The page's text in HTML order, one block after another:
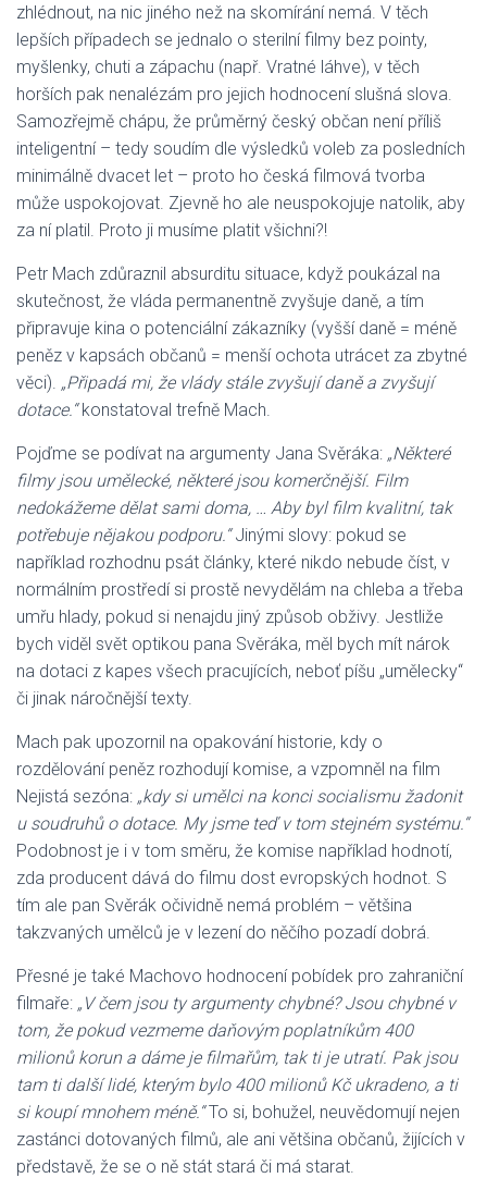
zhlédnout, na nic jiného než na skomírání nemá. V těch
lepších případech se jednalo o sterilní filmy bez pointy,
myšlenky, chuti a zápachu (např. Vratné láhve), v těch
horších pak nenalézám pro jejich hodnocení slušná slova.
Samozřejmě chápu, že průměrný český občan není příliš
inteligentní – tedy soudím dle výsledků voleb za posledních
minimálně dvacet let – proto ho česká filmová tvorba
může uspokojovat. Zjevně ho ale neuspokojuje natolik, aby
za ní platil. Proto ji musíme platit všichni?!
Petr Mach zdůraznil absurditu situace, když poukázal na
skutečnost, že vláda permanentně zvyšuje daně, a tím
připravuje kina o potenciální zákazníky (vyšší daně = méně
peněz v kapsách občanů = menší ochota utrácet za zbytné
věci). „Připadá mi, že vlády stále zvyšují daně a zvyšují
dotace.“konstatoval trefně Mach.
Pojďme se podívat na argumenty Jana Svěráka: „Některé
filmy jsou umělecké, některé jsou komerčnější. Film
nedokážeme dělat sami doma, … Aby byl film kvalitní, tak
potřebuje nějakou podporu.“Jinými slovy: pokud se
například rozhodnu psát články, které nikdo nebude číst, v
normálním prostředí si prostě nevydělám na chleba a třeba
umřu hlady, pokud si nenajdu jiný způsob obživy. Jestliže
bych viděl svět optikou pana Svěráka, měl bych mít nárok
na dotaci z kapes všech pracujících, neboť píšu „umělecky“
či jinak náročnější texty.
Mach pak upozornil na opakování historie, kdy o
rozdělování peněz rozhodují komise, a vzpomněl na film
Nejistá sezóna: „kdy si umělci na konci socialismu žadonit
u soudruhů o dotace. My jsme teď v tom stejném systému.“
Podobnost je i v tom směru, že komise například hodnotí,
zda producent dává do filmu dost evropských hodnot. S
tím ale pan Svěrák očividně nemá problém – většina
takzvaných umělců je v lezení do něčího pozadí dobrá.
Přesné je také Machovo hodnocení pobídek pro zahraniční
filmaře: „V čem jsou ty argumenty chybné? Jsou chybné v
tom, že pokud vezmeme daňovým poplatníkům 400
milionů korun a dáme je filmařům, tak ti je utratí. Pak jsou
tam ti další lidé, kterým bylo 400 milionů Kč ukradeno, a ti
si koupí mnohem méně.“To si, bohužel, neuvědomují nejen
zastánci dotovaných filmů, ale ani většina občanů, žijících v
představě, že se o ně stát stará či má starat.